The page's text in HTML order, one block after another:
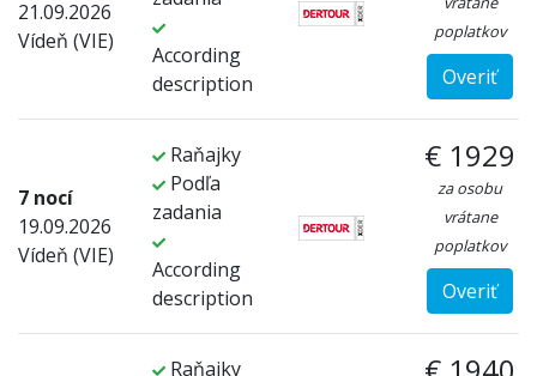
21.09.2026
Vídeň (VIE)
According
description
poplatkov
Overiť
7 nocí
19.09.2026
Vídeň (VIE)
Raňajky
Podľa
zadania
According
description
€ 1929
za osobu
vrátane
poplatkov
Overiť
Raňajky